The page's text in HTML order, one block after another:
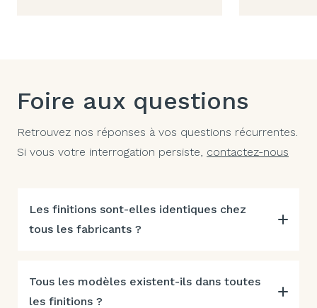
Foire aux questions
Retrouvez nos réponses à vos questions récurrentes.
Si vous votre interrogation persiste, contactez-nous
Les finitions sont-elles identiques chez
tous les fabricants ?
Tous les modèles existent-ils dans toutes
les finitions ?